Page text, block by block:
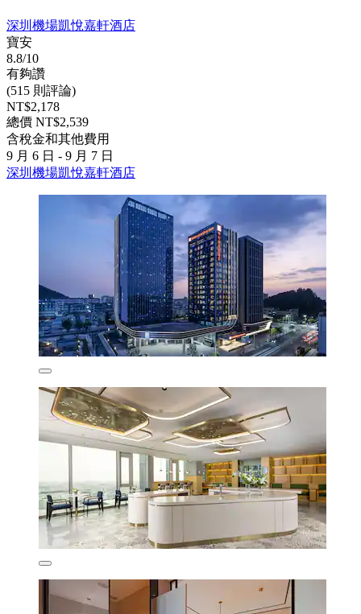
深圳機場凱悅嘉軒酒店
寶安
8.8/10
有夠讚
(515 則評論)
NT$2,178
總價 NT$2,539
含稅金和其他費用
9 月 6 日 - 9 月 7 日
深圳機場凱悅嘉軒酒店